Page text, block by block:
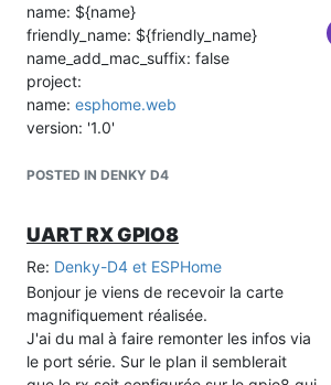
name: ${name}
friendly_name: ${friendly_name}
name_add_mac_suffix: false
project:
name: esphome.web
version: '1.0'
board: denky_d4
Mon erreur venait tout simplement du
choix du board. Voici une copie du
début du fichier yaml fonctionnel
POSTED IN DENKY D4
UART RX GPIO8
Re: Denky-D4 et ESPHome
Bonjour je viens de recevoir la carte
magnifiquement réalisée.
J'ai du mal à faire remonter les infos via
le port série. Sur le plan il semblerait